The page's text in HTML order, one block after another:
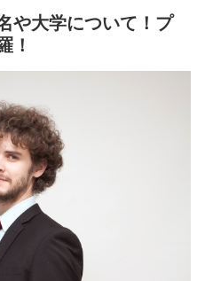
や大学について！プ
！